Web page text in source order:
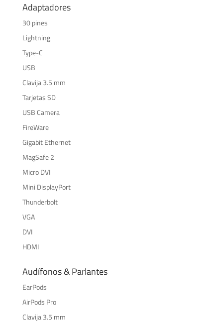
Adaptadores
30 pines
Lightning
Type-C
USB
Clavija 3.5 mm
Tarjetas SD
USB Camera
FireWare
Gigabit Ethernet
MagSafe 2
Micro DVI
Mini DisplayPort
Thunderbolt
VGA
DVI
HDMI
Audífonos & Parlantes
EarPods
AirPods Pro
Clavija 3.5 mm